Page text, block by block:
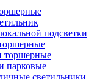
подсветки
торшерные
парковые
светильники